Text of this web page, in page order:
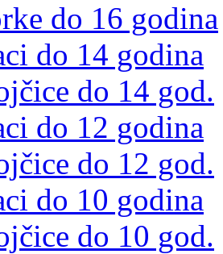
do 16 godina
do 14 godina
do 14 god.
do 12 godina
do 12 god.
do 10 godina
do 10 god.